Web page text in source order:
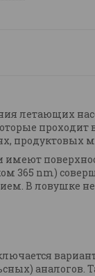
летающих
365 nm)
В ловушке
вариант
аналогов.